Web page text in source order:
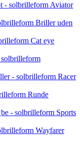
Aviator
Briller uden
Cat eye
Racer
Runde
Sports
Wayfarer